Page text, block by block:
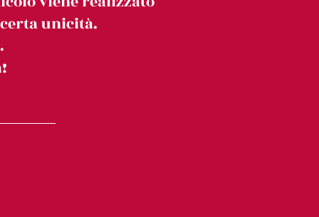
unicità.